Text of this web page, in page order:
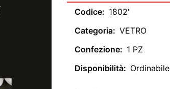
Codice: 1802'
Categoria: VETRO
Confezione: 1 PZ
Disponibilità: Ordinabile